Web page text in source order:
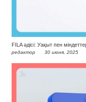
FILA әдісі: Уақыт пен
редактор 30 июня, 2025